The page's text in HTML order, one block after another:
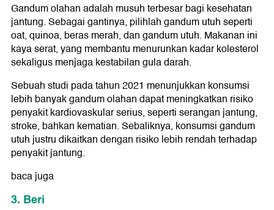
Gandum olahan adalah musuh terbesar bagi kesehatan
jantung. Sebagai gantinya, pilihlah gandum utuh seperti
oat, quinoa, beras merah, dan gandum utuh. Makanan ini
kaya serat, yang membantu menurunkan kadar kolesterol
sekaligus menjaga kestabilan gula darah.
Sebuah studi pada tahun 2021 menunjukkan konsumsi
lebih banyak gandum olahan dapat meningkatkan risiko
penyakit kardiovaskular serius, seperti serangan jantung,
stroke, bahkan kematian. Sebaliknya, konsumsi gandum
utuh justru dikaitkan dengan risiko lebih rendah terhadap
penyakit jantung.
baca juga
3. Beri